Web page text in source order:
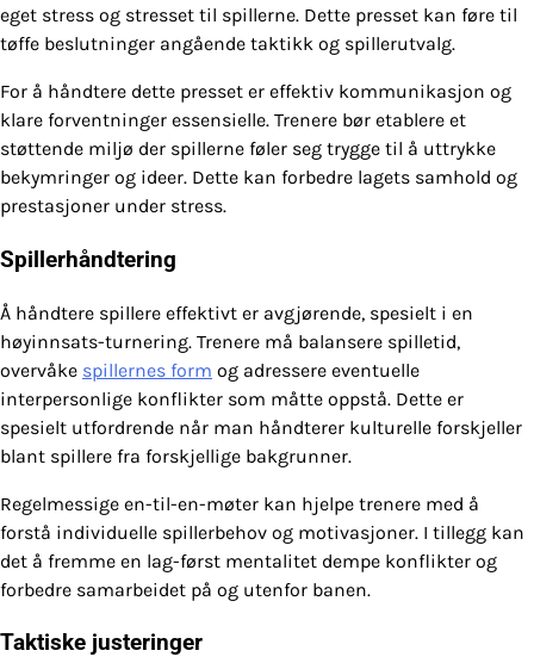
eget stress og stresset til spillerne. Dette presset kan føre til
tøffe beslutninger angående taktikk og spillerutvalg.
For å håndtere dette presset er effektiv kommunikasjon og
klare forventninger essensielle. Trenere bør etablere et
støttende miljø der spillerne føler seg trygge til å uttrykke
bekymringer og ideer. Dette kan forbedre lagets samhold og
prestasjoner under stress.
Spillerhåndtering
Å håndtere spillere effektivt er avgjørende, spesielt i en
høyinnsats-turnering. Trenere må balansere spilletid,
overvåke spillernes form og adressere eventuelle
interpersonlige konflikter som måtte oppstå. Dette er
spesielt utfordrende når man håndterer kulturelle forskjeller
blant spillere fra forskjellige bakgrunner.
Regelmessige en-til-en-møter kan hjelpe trenere med å
forstå individuelle spillerbehov og motivasjoner. I tillegg kan
det å fremme en lag-først mentalitet dempe konflikter og
forbedre samarbeidet på og utenfor banen.
Taktiske justeringer